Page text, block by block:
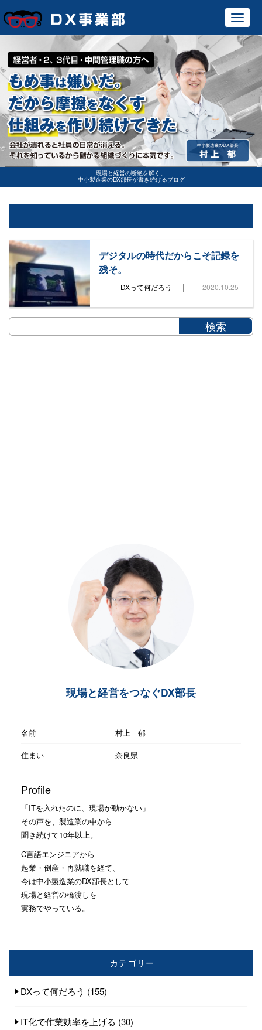
現場と経営の断絶を解く。
中小製造業のDX部長が書き続けるブログ
デジタルの時代だからこそ記録を
残そ。
DXって何だろう | 2020.10.25
現場と経営をつなぐDX部長
名前
村上 郁
住まい
奈良県
Profile
「ITを入れたのに、現場が動かない」——
その声を、製造業の中から
聞き続けて10年以上。
C言語エンジニアから
起業・倒産・再就職を経て、
今は中小製造業のDX部長として
現場と経営の橋渡しを
実務でやっている。
カテゴリー
DXって何だろう (155)
IT化で作業効率を上げる (30)